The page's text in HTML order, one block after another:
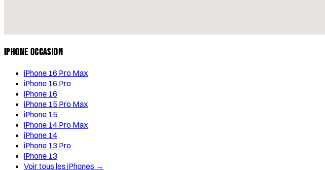
iPhone Occasion
iPhone 16 Pro Max
iPhone 16 Pro
iPhone 16
iPhone 15 Pro Max
iPhone 15
iPhone 14 Pro Max
iPhone 14
iPhone 13 Pro
iPhone 13
Voir tous les iPhones →